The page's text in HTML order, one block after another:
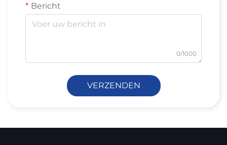
Bericht
0/1000
VERZENDEN